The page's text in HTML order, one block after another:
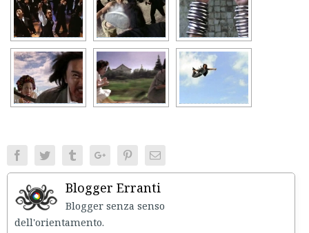
FacebookTwitter TumblrGoogle+PinterestEmail
Blogger Erranti
Blogger senza senso